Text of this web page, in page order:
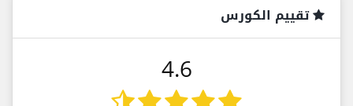
تقييم الكورس
4.6